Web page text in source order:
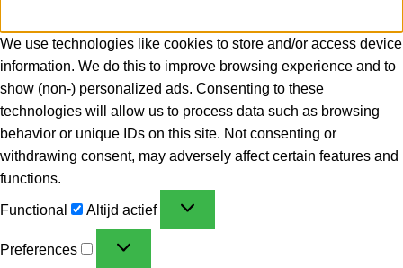
We use technologies like cookies to store and/or access device
information. We do this to improve browsing experience and to
show (non-) personalized ads. Consenting to these
technologies will allow us to process data such as browsing
behavior or unique IDs on this site. Not consenting or
withdrawing consent, may adversely affect certain features and
functions.
Functional Altijd actief
Preferences